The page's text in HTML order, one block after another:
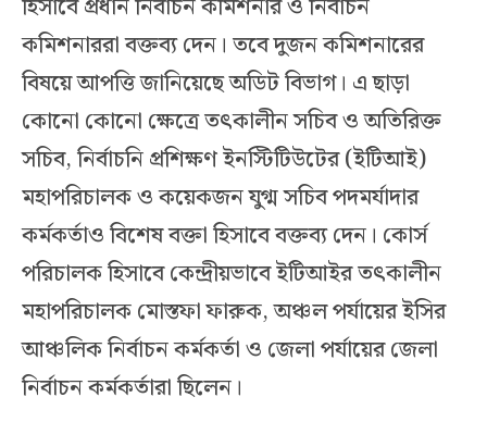
হিসাবে প্রধান নির্বাচন কমিশনার ও নির্বাচন
কমিশনাররা বক্তব্য দেন। তবে দুজন কমিশনারের
বিষয়ে আপত্তি জানিয়েছে অডিট বিভাগ। এ ছাড়া
কোনো কোনো ক্ষেত্রে তৎকালীন সচিব ও অতিরিক্ত
সচিব, নির্বাচনি প্রশিক্ষণ ইনস্টিটিউটের (ইটিআই)
মহাপরিচালক ও কয়েকজন যুগ্ম সচিব পদমর্যাদার
কর্মকর্তাও বিশেষ বক্তা হিসাবে বক্তব্য দেন। কোর্স
পরিচালক হিসাবে কেন্দ্রীয়ভাবে ইটিআইর তৎকালীন
মহাপরিচালক মোস্তফা ফারুক, অঞ্চল পর্যায়ের ইসির
আঞ্চলিক নির্বাচন কর্মকর্তা ও জেলা পর্যায়ের জেলা
নির্বাচন কর্মকর্তারা ছিলেন।